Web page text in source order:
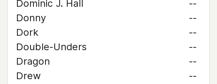
Dominic J. Hall
--
Donny
--
Dork
--
Double-Unders
--
Dragon
--
Drew
--